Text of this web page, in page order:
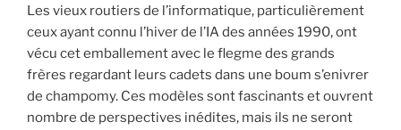
Les vieux routiers de l’informatique, particulièrement
ceux ayant connu l’hiver de l’IA des années 1990, ont
vécu cet emballement avec le flegme des grands
frères regardant leurs cadets dans une boum s’enivrer
de champomy. Ces modèles sont fascinants et ouvrent
nombre de perspectives inédites, mais ils ne seront